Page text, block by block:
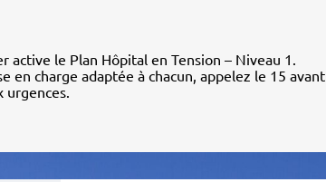
active le Plan Hôpital en Tension – Niveau 1.
en charge adaptée à chacun, appelez le 15 avant
urgences.